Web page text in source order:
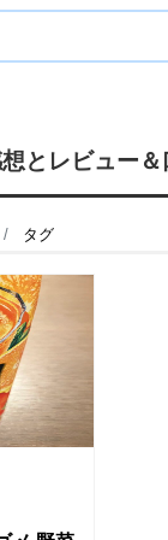
とレビュー
タグ